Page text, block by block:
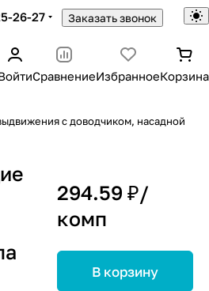
26-27 Заказать звонок
СравнениеИзбранноеКорзина
с доводчиком, насадной
294.59 ₽/
комп
В корзину